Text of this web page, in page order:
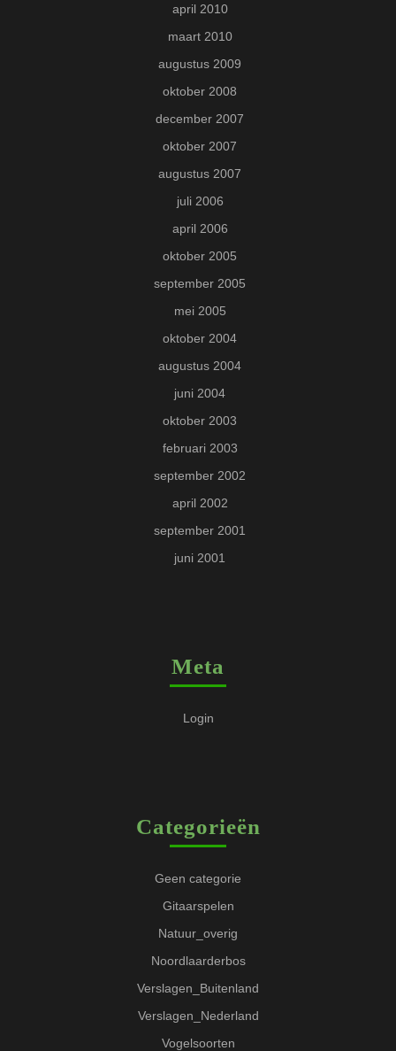
april 2010
maart 2010
augustus 2009
oktober 2008
december 2007
oktober 2007
augustus 2007
juli 2006
april 2006
oktober 2005
september 2005
mei 2005
oktober 2004
augustus 2004
juni 2004
oktober 2003
februari 2003
september 2002
april 2002
september 2001
juni 2001
Meta
Login
Categorieën
Geen categorie
Gitaarspelen
Natuur_overig
Noordlaarderbos
Verslagen_Buitenland
Verslagen_Nederland
Vogelsoorten